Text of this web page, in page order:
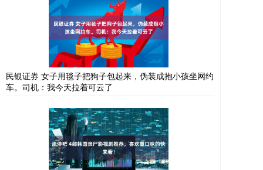
民银证券 女子用毯子把狗子包起来，伪装成抱小孩坐网约
车。司机：我今天拉着可云了